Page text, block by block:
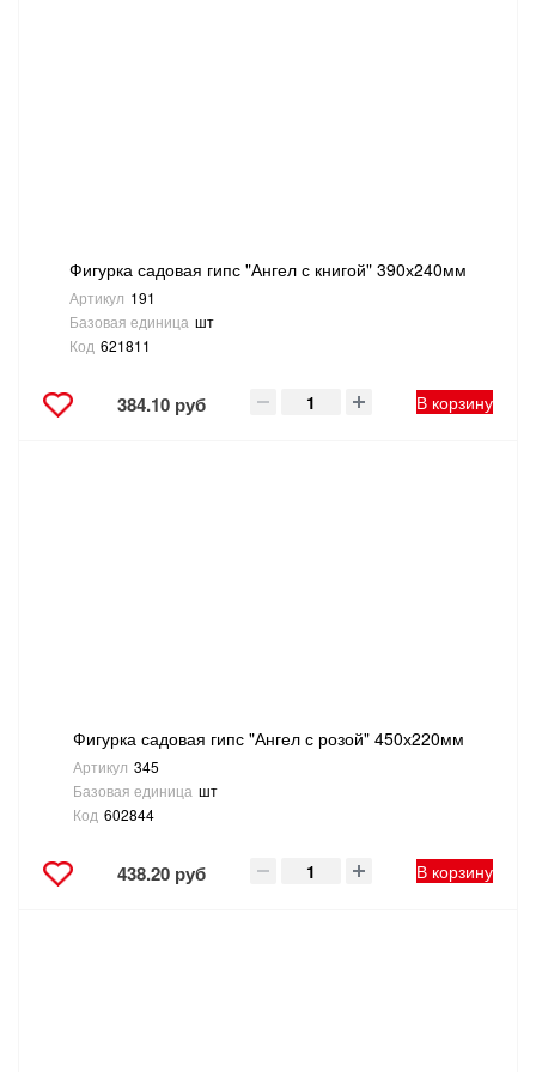
Фигурка садовая гипс "Ангел с книгой" 390х240мм
Артикул 191
Базовая единица шт
Код 621811
384.10 руб В корзину
Фигурка садовая гипс "Ангел с розой" 450х220мм
Артикул 345
Базовая единица шт
Код 602844
438.20 руб В корзину